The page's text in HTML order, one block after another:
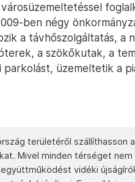
ben négy
a távhőszolgáltatás, a
a szökőkutak, a
üzemeltetik a
területéről szállíthasson
Mivel minden térséget nem
vidéki